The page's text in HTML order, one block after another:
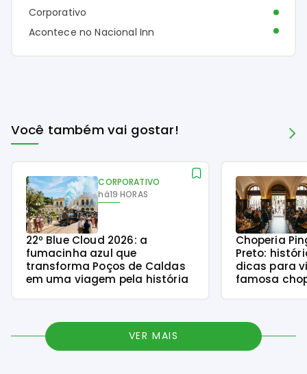
Corporativo
Acontece no Nacional Inn
Você também vai gostar!
CORPORATIVO
há19 HORAS
22º Blue Cloud 2026: a
fumacinha azul que
transforma Poços de Caldas
em uma viagem pela história
Choperia
Preto:
dicas para
famosa
VER MAIS